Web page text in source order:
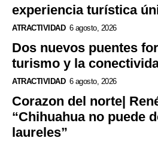
experiencia turística
ATRACTIVIDAD 6 agosto, 2026
Dos nuevos puentes
turismo y la
ATRACTIVIDAD 6 agosto, 2026
Corazon del norte|
“Chihuahua no puede
laureles”